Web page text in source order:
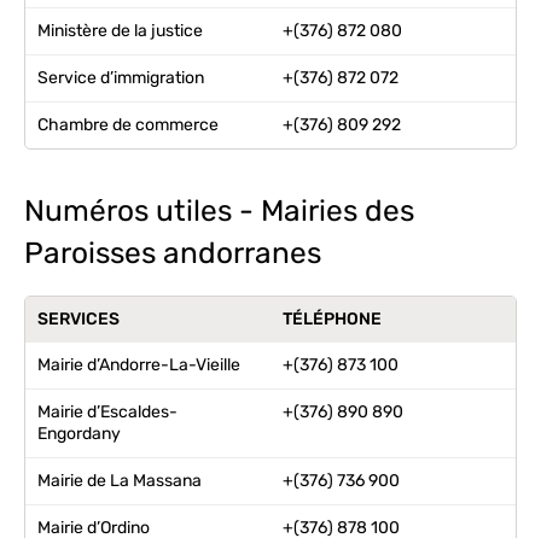
Ministère de la justice +(376) 872 080
Service d’immigration +(376) 872 072
Chambre de commerce +(376) 809 292
Numéros utiles - Mairies des
Paroisses andorranes
SERVICES TÉLÉPHONE
Mairie d’Andorre-La-Vieille +(376) 873 100
Mairie d’Escaldes-
Engordany
+(376) 890 890
Mairie de La Massana +(376) 736 900
Mairie d’Ordino +(376) 878 100